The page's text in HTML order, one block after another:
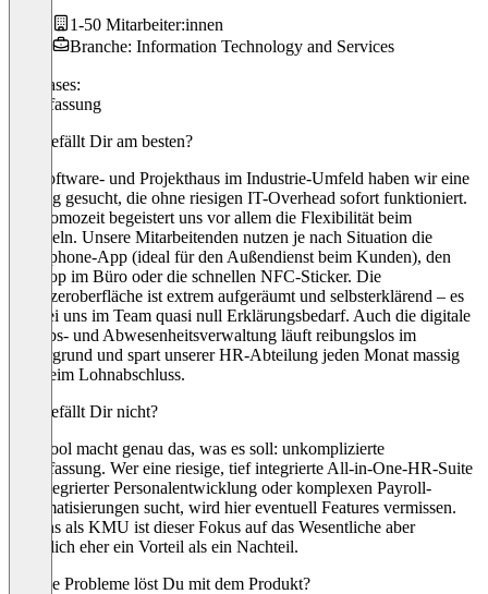
1-50 Mitarbeiter:innen
Branche: Information Technology and Services
Use cases:
Zeiterfassung
Was gefällt Dir am besten?
Als Software- und Projekthaus im Industrie-Umfeld haben wir eine
Lösung gesucht, die ohne riesigen IT-Overhead sofort funktioniert.
An Momozeit begeistert uns vor allem die Flexibilität beim
Stempeln. Unsere Mitarbeitenden nutzen je nach Situation die
Smartphone-App (ideal für den Außendienst beim Kunden), den
Desktop im Büro oder die schnellen NFC-Sticker. Die
Benutzeroberfläche ist extrem aufgeräumt und selbsterklärend – es
gab bei uns im Team quasi null Erklärungsbedarf. Auch die digitale
Urlaubs- und Abwesenheitsverwaltung läuft reibungslos im
Hintergrund und spart unserer HR-Abteilung jeden Monat massig
Zeit beim Lohnabschluss.
Was gefällt Dir nicht?
Das Tool macht genau das, was es soll: unkomplizierte
Zeiterfassung. Wer eine riesige, tief integrierte All-in-One-HR-Suite
mit integrierter Personalentwicklung oder komplexen Payroll-
Automatisierungen sucht, wird hier eventuell Features vermissen.
Für uns als KMU ist dieser Fokus auf das Wesentliche aber
eigentlich eher ein Vorteil als ein Nachteil.
Welche Probleme löst Du mit dem Produkt?